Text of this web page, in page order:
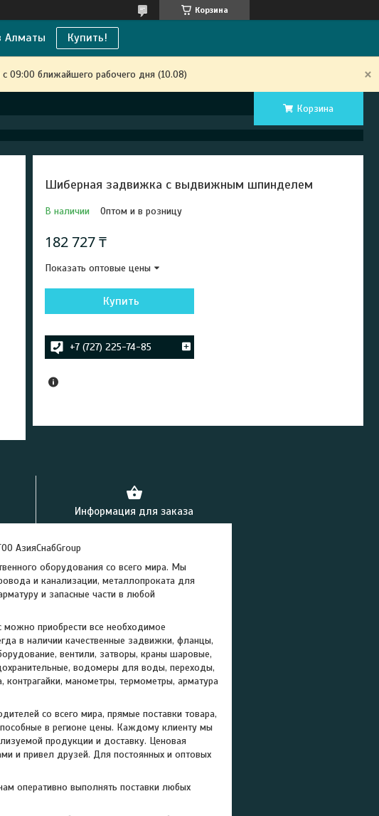
Корзина
Алматы Купить!
09:00 ближайшего рабочего дня (10.08)
Корзина
Шиберная задвижка с выдвижным шпинделем
В наличии Оптом и в розницу
182 727 ₸
Показать оптовые цены
Купить
+7 (727) 225-74-85
Информация для заказа
АзияСнабGroup
оборудования со всего мира. Мы
и канализации, металлопроката для
и запасные части в любой
приобрести все необходимое
в наличии качественные задвижки, фланцы,
вентили, затворы, краны шаровые,
водомеры для воды, переходы,
манометры, термометры, арматура
со всего мира, прямые поставки товара,
в регионе цены. Каждому клиенту мы
продукции и доставку. Ценовая
и привел друзей. Для постоянных и оптовых
оперативно выполнять поставки любых